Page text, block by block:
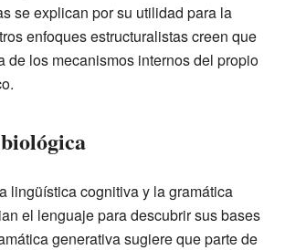
se explican por su utilidad para la
enfoques estructuralistas creen que
de los mecanismos internos del propio
lingüística cognitiva y la gramática
el lenguaje para descubrir sus bases
generativa sugiere que parte de